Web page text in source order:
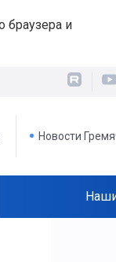
браузера и
Новости